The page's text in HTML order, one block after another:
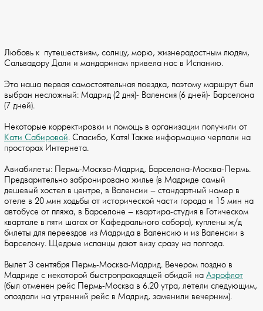
Любовь к путешествиям, солнцу, морю, жизнерадостным людям,
Сальвадору Дали и мандаринам привела нас в Испанию.
Это наша первая самостоятельная поездка, поэтому маршрут был
выбран несложный: Мадрид (2 дня)- Валенсия (6 дней)- Барселона
(7 дней).
Некоторые корректировки и помощь в организации получили от
Кати Сабировой. Спасибо, Катя! Также информацию черпали на
просторах Интернета.
Авиабилеты: Пермь-Москва-Мадрид, Барселона-Москва-Пермь.
Предварительно забронировано жилье (в Мадриде самый
дешевый хостел в центре, в Валенсии – стандартный номер в
отеле в 20 мин ходьбы от исторической части города и 15 мин на
автобусе от пляжа, в Барселоне – квартира-студия в Готическом
квартале в пяти шагах от Кафедрального собора), куплены ж/д
билеты для переездов из Мадрида в Валенсию и из Валенсии в
Барселону. Щедрые испанцы дают визу сразу на полгода.
Вылет 3 сентября Пермь-Москва-Мадрид. Вечером поздно в
Мадриде с некоторой быстропроходящей обидой на Аэрофлот
(был отменен рейс Пермь-Москва в 6.20 утра, летели следующим,
опоздали на утренний рейс в Мадрид, заменили вечерним).